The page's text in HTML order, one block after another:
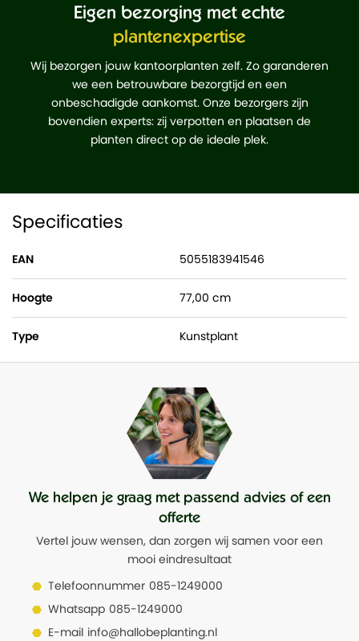
Eigen bezorging met echte
plantenexpertise
Wij bezorgen jouw kantoorplanten zelf. Zo garanderen
we een betrouwbare bezorgtijd en een
onbeschadigde aankomst. Onze bezorgers zijn
bovendien experts: zij verpotten en plaatsen de
planten direct op de ideale plek.
Specificaties
EAN 5055183941546
Hoogte 77,00 cm
Type Kunstplant
We helpen je graag met passend advies of een
offerte
Vertel jouw wensen, dan zorgen wij samen voor een
mooi eindresultaat
Telefoonnummer 085-1249000
Whatsapp 085-1249000
E-mail info@hallobeplanting.nl